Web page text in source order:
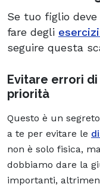
Se tuo figlio
fare degli
seguire questa
Evitare errori
priorità
Questo è un
a te per evitare le
non è solo fisica,
dobbiamo dare la
importanti,